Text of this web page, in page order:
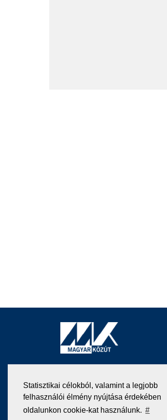
Statisztikai célokból, valamint a legjobb
felhasználói élmény nyújtása érdekében
oldalunkon cookie-kat használunk. #